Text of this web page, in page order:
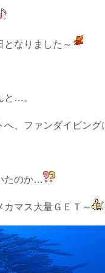
となりました～
と…。
へ、ファンダイビング
たのか…
カマス大量ＧＥＴ～